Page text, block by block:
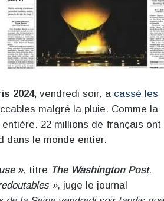
2024, vendredi soir, a cassé les
malgré la pluie. Comme la
22 millions de français ont
dans le monde entier.
», titre The Washington Post.
», juge le journal